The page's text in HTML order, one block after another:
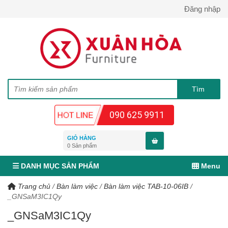
Đăng nhập
090 625 9911
GIỎ HÀNG
0 Sản phẩm
DANH MỤC SẢN PHẨM Menu
Trang chủ /Bàn làm việc /Bàn làm việc TAB-10-06IB /
_GNSaM3IC1Qy
_GNSaM3IC1Qy